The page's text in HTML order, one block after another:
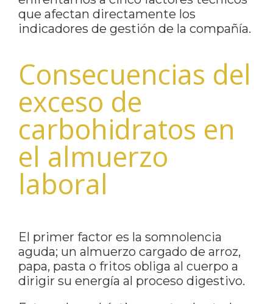
que afectan directamente los
indicadores de gestión de la compañía.
Consecuencias del
exceso de
carbohidratos en
el almuerzo
laboral
El primer factor es la somnolencia
aguda; un almuerzo cargado de arroz,
papa, pasta o fritos obliga al cuerpo a
dirigir su energía al proceso digestivo.